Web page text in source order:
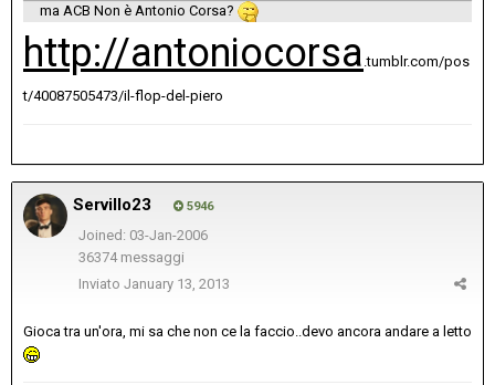
ma ACB Non è Antonio Corsa?
http://antoniocorsa .tumblr.com/pos
t/40087505473/il-flop-del-piero
Servillo23 5946
Joined: 03-Jan-2006
36374 messaggi
Inviato January 13, 2013
Gioca tra un'ora, mi sa che non ce la faccio..devo ancora andare a letto